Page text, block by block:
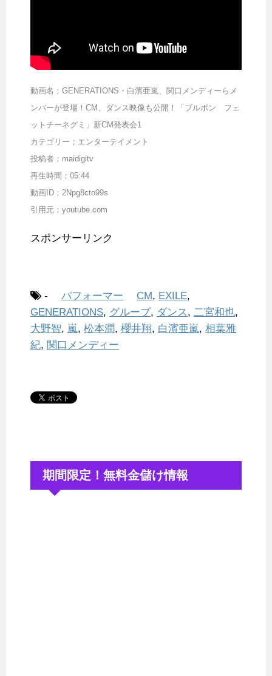
動画名；GENERATIONS・白濱亜嵐、関口メンディーらメ
ンバーが登場！CM、ダンス映像も公開！「ブルボン フェ
ットチーネグミ」新CM発表会1
カテゴリー；エンターテイメント
投稿者；maidigitv
再生時間；05:44
動画ID；2Npg8cto99s
引用元；youtube.com
スポンサーリンク
- パフォーマー CM, EXILE,
GENERATIONS, グループ, ダンス, 二宮和也,
大野智, 嵐, 松本潤, 櫻井翔, 白濱亜嵐, 相葉雅
紀, 関口メンディー
期間限定！無料金儲け情報